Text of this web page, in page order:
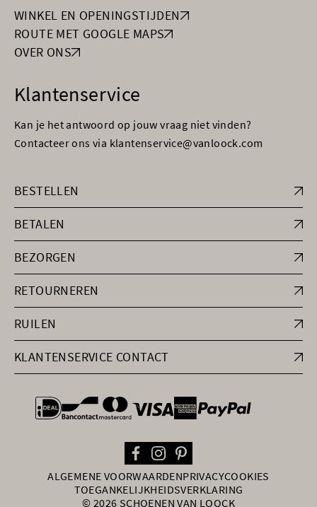
WINKEL EN OPENINGSTIJDEN
ROUTE MET GOOGLE MAPS
OVER ONS
Klantenservice
Kan je het antwoord op jouw vraag niet vinden?
Contacteer ons via klantenservice@vanloock.com
BESTELLEN
BETALEN
BEZORGEN
RETOURNEREN
RUILEN
KLANTENSERVICE CONTACT
general.paymentOptions
ALGEMENE VOORWAARDENPRIVACYCOOKIES
TOEGANKELIJKHEIDSVERKLARING
© 2026 SCHOENEN VAN LOOCK